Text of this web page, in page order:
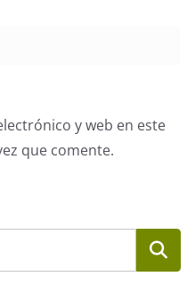
y web en este
que comente.